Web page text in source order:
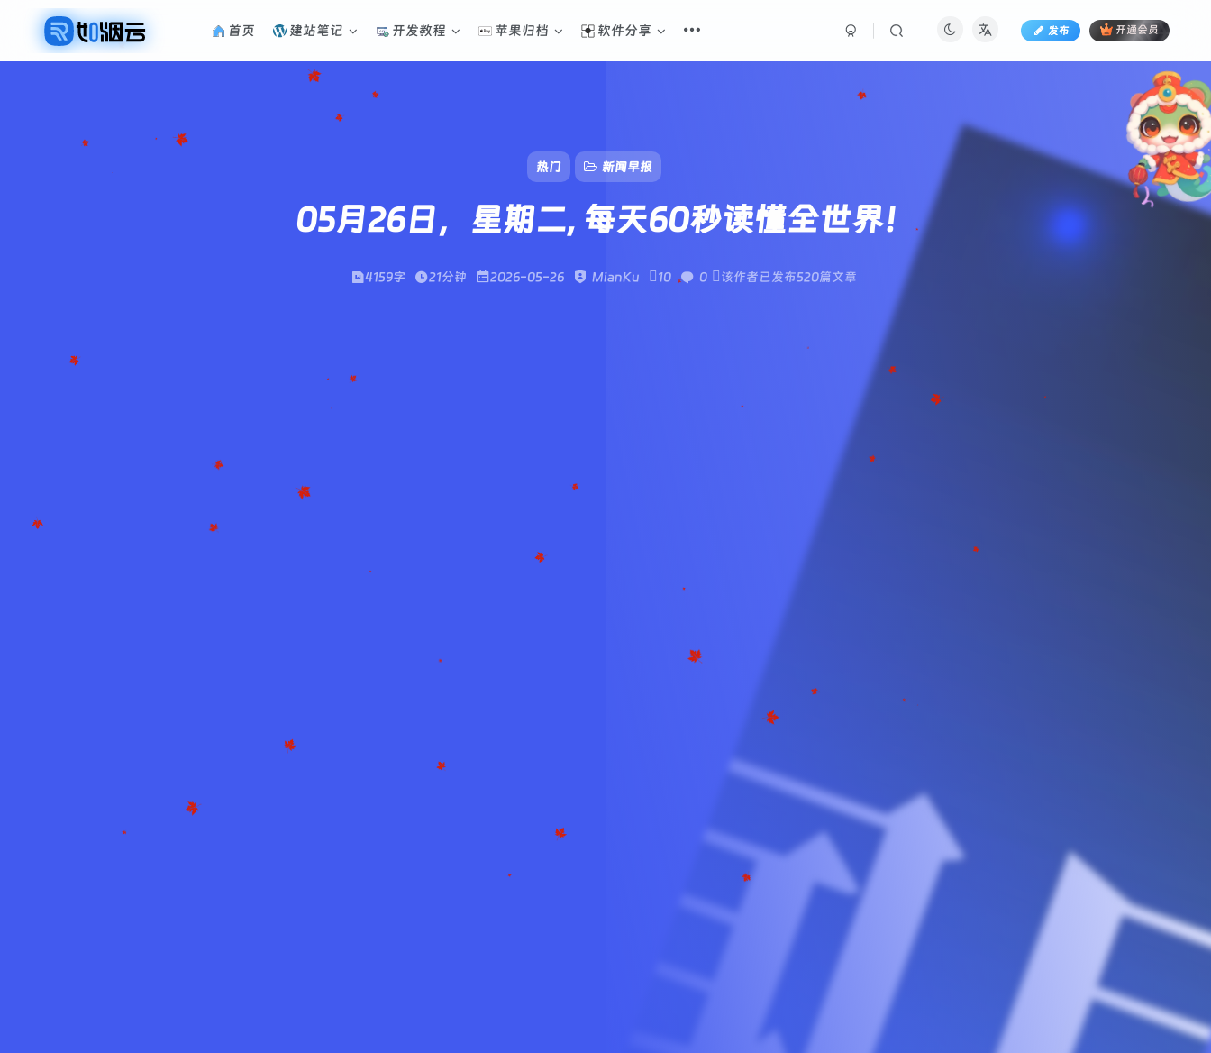
热门 新闻早报
05月26日，星期二, 每天60秒读懂全世界！
4159字 21分钟 2026-05-26 MianKu 10 0 该作者已发布520篇文章
首页 建站笔记 开发教程 苹果归档 软件分享 发布 开通会员